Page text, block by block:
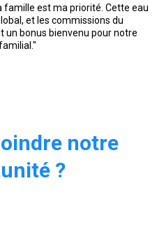
famille est ma priorité. Cette eau
et les commissions du
bonus bienvenu pour notre
notre
?